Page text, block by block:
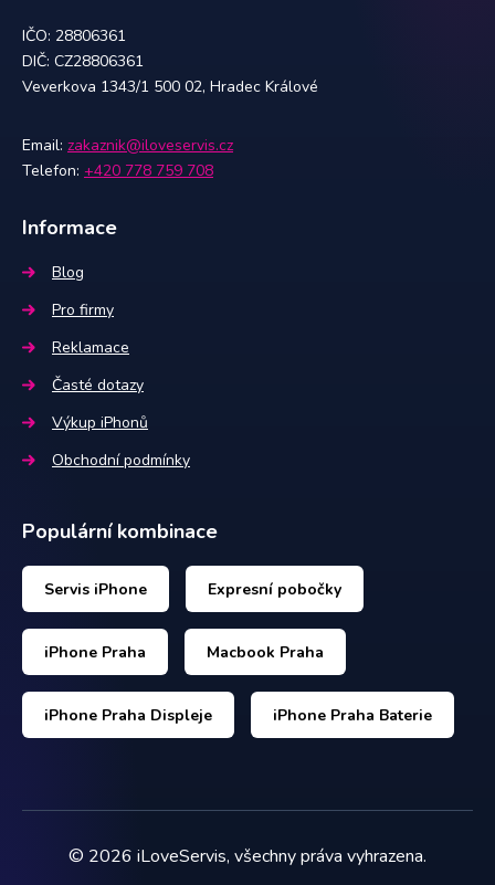
IČO: 28806361
DIČ: CZ28806361
Veverkova 1343/1 500 02, Hradec Králové
Email: zakaznik@iloveservis.cz
Telefon: +420 778 759 708
Informace
Blog
Pro firmy
Reklamace
Časté dotazy
Výkup iPhonů
Obchodní podmínky
Populární kombinace
Servis iPhone Expresní pobočky
iPhone Praha Macbook Praha
iPhone Praha Displeje iPhone Praha Baterie
© 2026 iLoveServis, všechny práva vyhrazena.